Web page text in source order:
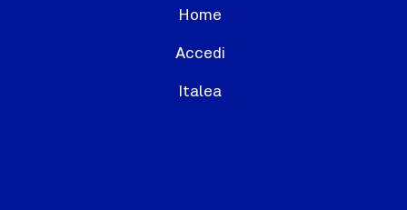
Home
Accedi
Italea